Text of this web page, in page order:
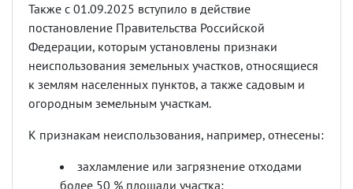
Также с 01.09.2025 вступило в действие
постановление Правительства Российской
Федерации, которым установлены признаки
неиспользования земельных участков, относящиеся
к землям населенных пунктов, а также садовым и
огородным земельным участкам.
К признакам неиспользования, например, отнесены:
захламление или загрязнение отходами
более 50 % площади участка;